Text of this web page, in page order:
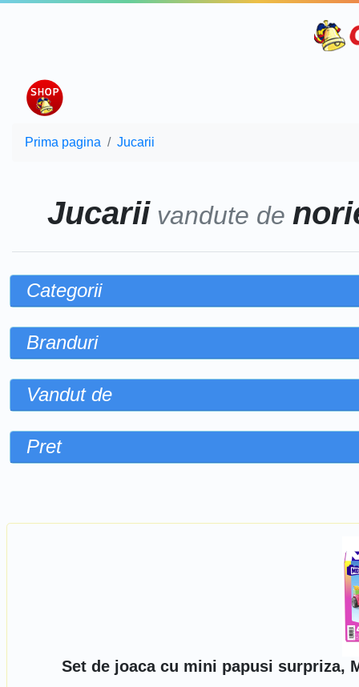
Prima pagina Jucarii
Jucariivandute de
Categorii
Branduri
Vandut de
Pret
Set de joaca cu mini papusi surpriza,